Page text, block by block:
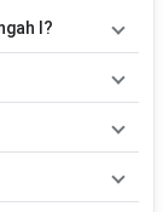
I?
mudah